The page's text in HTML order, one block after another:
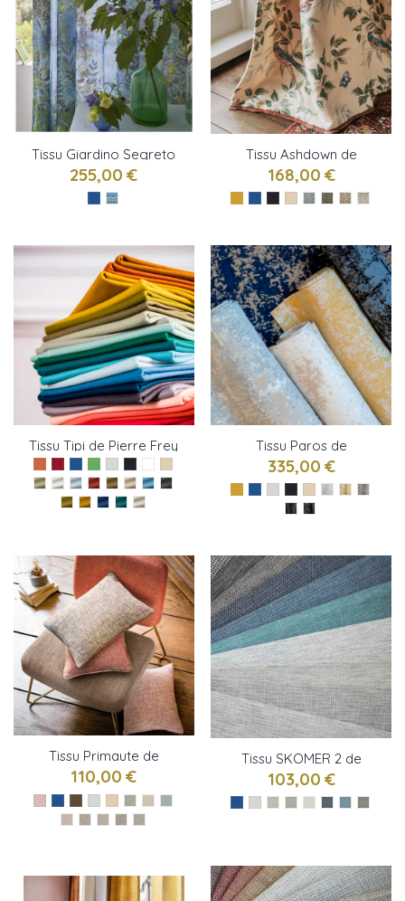
Tissu Giardino Segreto
ALTA DELFT de
Designers Guild
255,00 €
Tissu Ashdown de
Colefax and Fowler
168,00 €
Tissu Tipi de Pierre Frey
Tissu Paros de
Métaphores
335,00 €
Tissu Primaute de
Casamace
110,00 €
Tissu SKOMER 2 de
Osborne & little
103,00 €